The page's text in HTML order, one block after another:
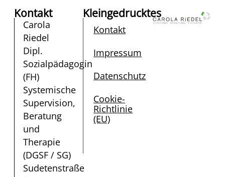
Kontakt
Carola
Riedel
Dipl.
Sozialpädagogin
(FH)
Systemische
Supervision,
Beratung
und
Therapie
(DGSF / SG)
Sudetenstraße
Kleingedrucktes
Kontakt
Impressum
Datenschutz
Cookie-
Richtlinie
(EU)